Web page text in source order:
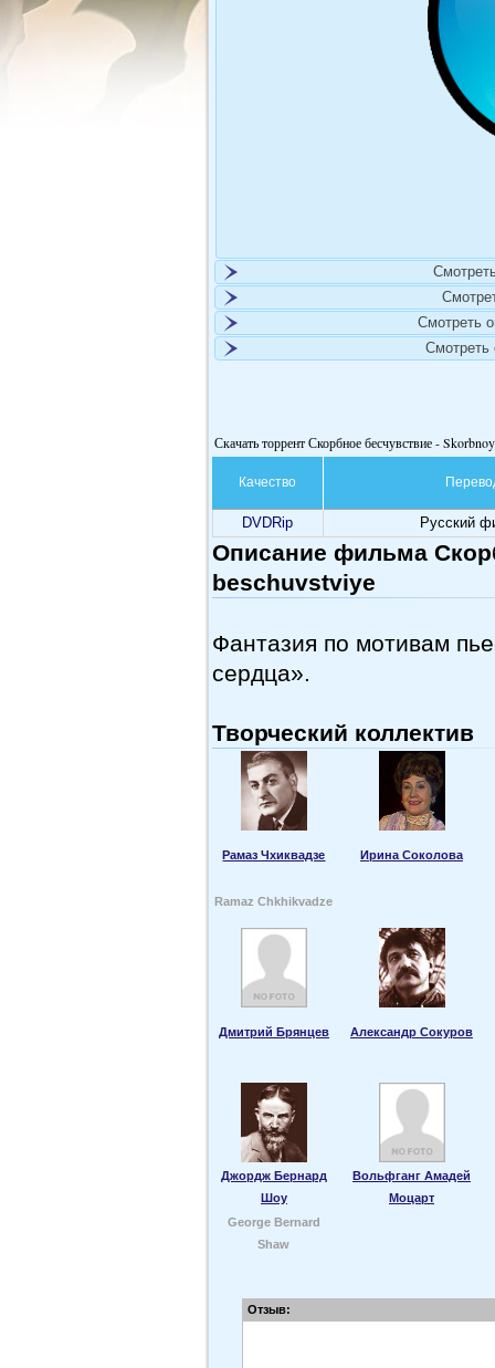
Смотреть
Смотреть
Скачать торрент Скорбное бесчувствие -
Качество
DVDRip Русский
Описание фильма
beschuvstviye
Фантазия по мотивам
сердца».
Творческий коллектив
Рамаз Чхиквадзе Ирина Соколова
Ramaz Chkhikvadze
Дмитрий Брянцев Александр Сокуров
Джордж Бернард
Шоу
Вольфганг Амадей
Моцарт
George Bernard
Shaw
Отзыв: